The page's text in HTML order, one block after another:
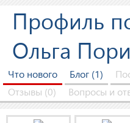
Профиль
Ольга
Что нового Блог (1)
Отзывы (0)
Вопросы и